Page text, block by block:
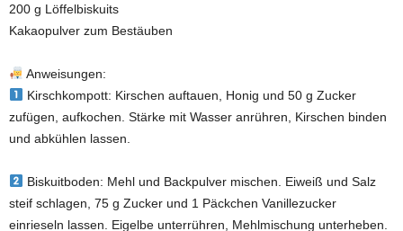
200 g Löffelbiskuits
Kakaopulver zum Bestäuben
Anweisungen:
Kirschkompott: Kirschen auftauen, Honig und 50 g Zucker
zufügen, aufkochen. Stärke mit Wasser anrühren, Kirschen binden
und abkühlen lassen.
Biskuitboden: Mehl und Backpulver mischen. Eiweiß und Salz
steif schlagen, 75 g Zucker und 1 Päckchen Vanillezucker
einrieseln lassen. Eigelbe unterrühren, Mehlmischung unterheben.